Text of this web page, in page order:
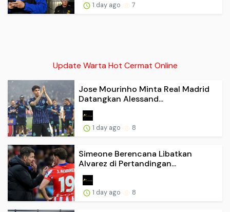
1 day ago 7
Update Warta Hot Cermat Online
Jose Mourinho Minta Real Madrid
Datangkan Alessand...
1 day ago 8
Simeone Berencana Libatkan
Alvarez di Pertandingan...
1 day ago 8